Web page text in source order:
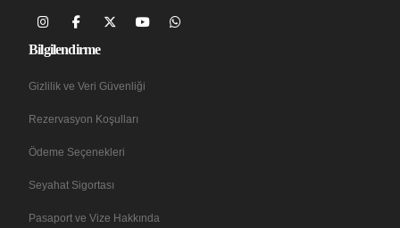
Bilgilendirme
Gizlilik ve Veri Güvenliği
Rezervasyon Koşulları
Ödeme Seçenekleri
Seyahat Sigortası
Pasaport ve Vize Hakkında